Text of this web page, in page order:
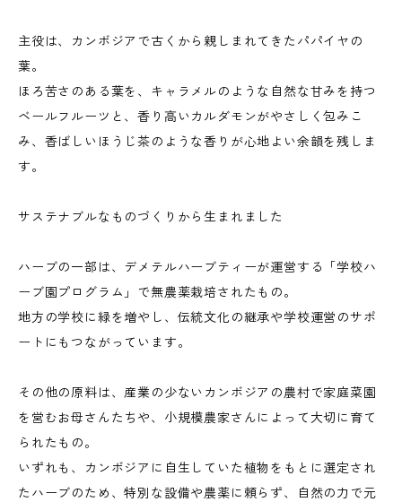
主役は、カンボジアで古くから親しまれてきたパパイヤの
葉。
ほろ苦さのある葉を、キャラメルのような自然な甘みを持つ
ベールフルーツと、香り高いカルダモンがやさしく包みこ
み、香ばしいほうじ茶のような香りが心地よい余韻を残しま
す。
サステナブルなものづくりから生まれました
ハーブの一部は、デメテルハーブティーが運営する「学校ハ
ーブ園プログラム」で無農薬栽培されたもの。
地方の学校に緑を増やし、伝統文化の継承や学校運営のサポ
ートにもつながっています。
その他の原料は、産業の少ないカンボジアの農村で家庭菜園
を営むお母さんたちや、小規模農家さんによって大切に育て
られたもの。
いずれも、カンボジアに自生していた植物をもとに選定され
たハーブのため、特別な設備や農薬に頼らず、自然の力で元